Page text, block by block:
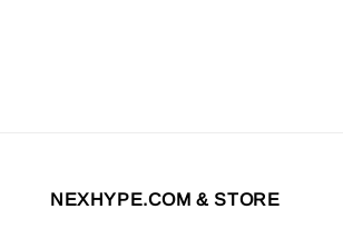
NEXHYPE.COM & STORE